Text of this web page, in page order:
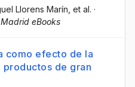
Llorens Marín , et al. ·
eBooks
como efecto de la
de gran